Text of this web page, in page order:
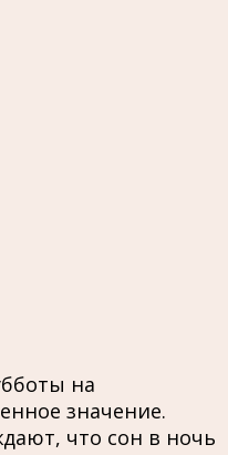
на
значение.
что сон в ночь